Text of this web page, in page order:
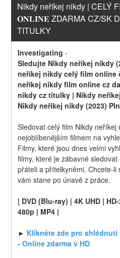
Nikdy neříkej nikdy | CELÝ
𝐎𝐍𝐋𝐈𝐍𝐄 ZDARMA CZ/SK
TITULKY
Investigating -
Sledujte Nikdy neříkej nikdy
neříkej nikdy celý film online
neříkej nikdy film online cz
nikdy cz titulky | Nikdy
Nikdy neříkej nikdy (2023)
Sledovat celý film Nikdy
nejoblíbenějším filmem na
Filmy, které jsou dnes velmi
filmy, které je zábavné
přáteli a přítelkyněmi. Chcete-li
vám stane po únavě z práce.
| DVD (Blu-ray) | 4K UHD |
480p | MP4 |
► Klikněte zde pro
- Online zdarma v HD